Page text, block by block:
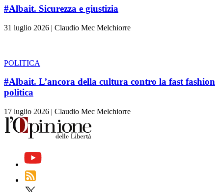
#Albait. Sicurezza e giustizia
31 luglio 2026 | Claudio Mec Melchiorre
POLITICA
#Albait. L’ancora della cultura contro la fast fashion
politica
17 luglio 2026 | Claudio Mec Melchiorre